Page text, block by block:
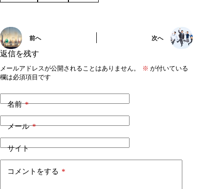
前へ 次へ
返信を残す
メールアドレスが公開されることはありません。 ※ が付いている
欄は必須項目です
名前*
メール*
サイト
コメントをする *